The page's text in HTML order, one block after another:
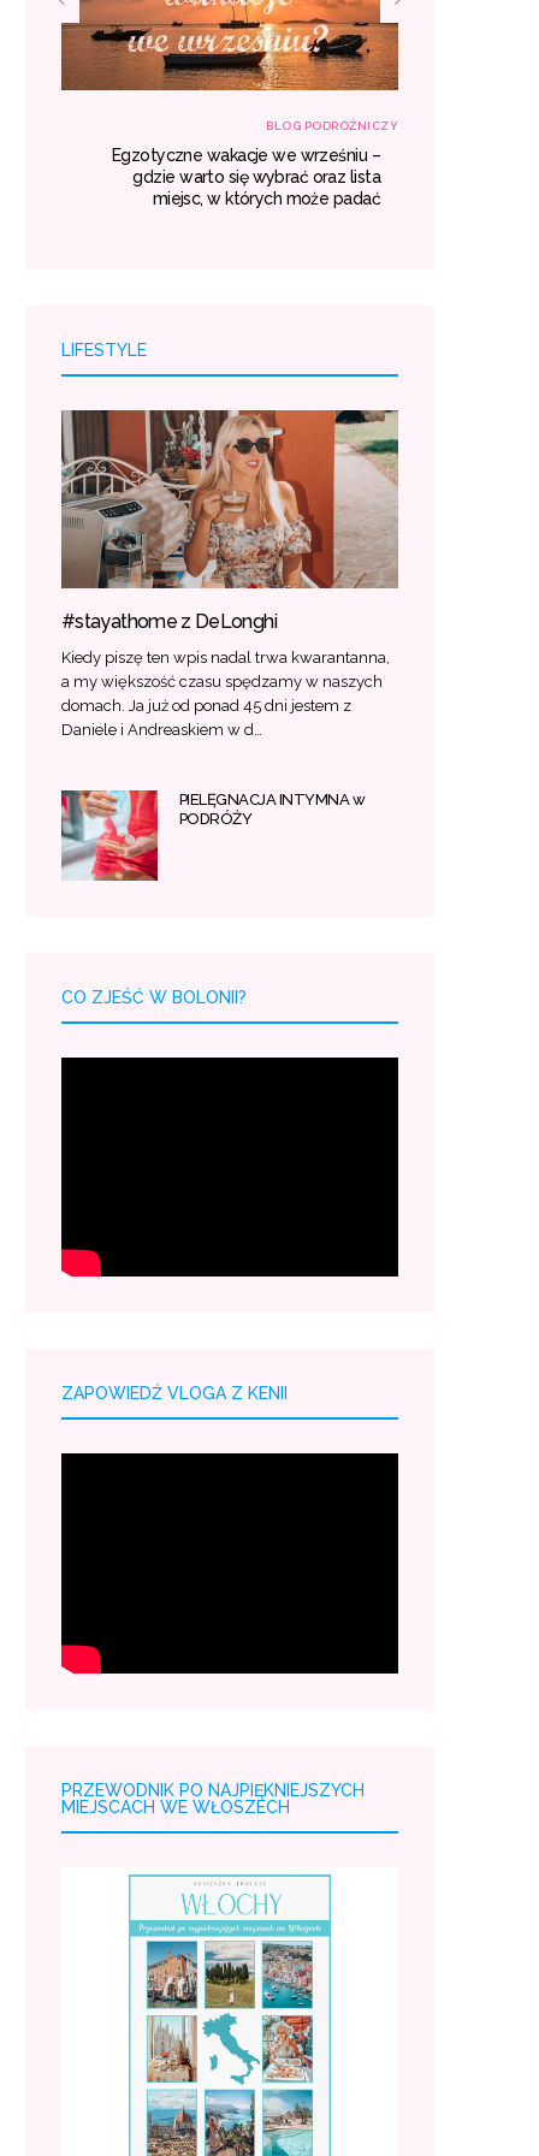
BLOG PODRÓŻNICZY
Egzotyczne wakacje we wrześniu –
gdzie warto się wybrać oraz lista
miejsc, w których może padać
LIFESTYLE
#stayathome z DeLonghi
Kiedy piszę ten wpis nadal trwa kwarantanna,
a my większość czasu spędzamy w naszych
domach. Ja już od ponad 45 dni jestem z
Daniele i Andreaskiem w d…
PIELĘGNACJA INTYMNA w
PODRÓŻY
CO ZJEŚĆ W BOLONII?
ZAPOWIEDŹ VLOGA Z KENII
PRZEWODNIK PO NAJPIĘKNIEJSZYCH
MIEJSCACH WE WŁOSZECH